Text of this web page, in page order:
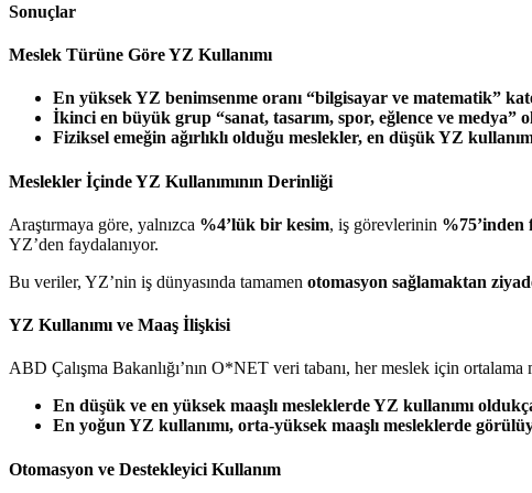
Sonuçlar
Meslek Türüne Göre YZ Kullanımı
En yüksek YZ benimsenme oranı “bilgisayar ve matematik”
İkinci en büyük grup “sanat, tasarım, spor, eğlence ve medya”
Fiziksel emeğin ağırlıklı olduğu meslekler, en düşük YZ
Meslekler İçinde YZ Kullanımının Derinliği
Araştırmaya göre, yalnızca %4’lük bir kesim, iş görevlerinin %75’inden
YZ’den faydalanıyor.
Bu veriler, YZ’nin iş dünyasında tamamen otomasyon sağlamaktan
YZ Kullanımı ve Maaş İlişkisi
ABD Çalışma Bakanlığı’nın O*NET veri tabanı, her meslek için
En düşük ve en yüksek maaşlı mesleklerde YZ kullanımı
En yoğun YZ kullanımı, orta-yüksek maaşlı mesleklerde
Otomasyon ve Destekleyici Kullanım